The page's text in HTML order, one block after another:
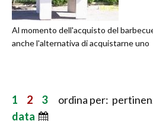
Al momento dell'acquisto del
anche l'alternativa di acquistarne uno
1 2 3ordina per:
data